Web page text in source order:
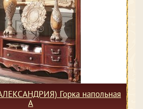
Горка напольная
А